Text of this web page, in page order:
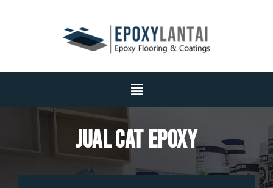
Jual Cat Epoxy